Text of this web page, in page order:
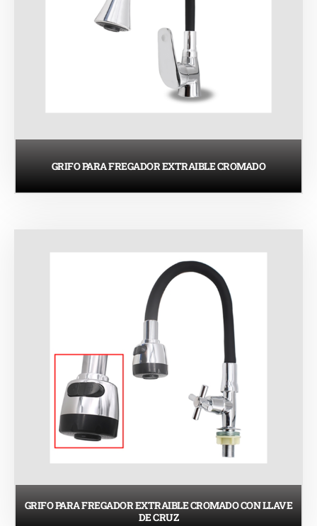
GRIFO PARA FREGADOR EXTRAIBLE CROMADO
GRIFO PARA FREGADOR EXTRAIBLE CROMADO CON LLAVE
DE CRUZ